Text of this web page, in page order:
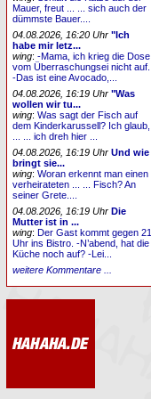
Mauer, freut ... ... sich auch der
dümmste Bauer....
04.08.2026, 16:20 Uhr "Ich
habe mir letz...
wing:-Mama, ich krieg die Dose
vom Überraschungsei nicht auf.
-Das ist eine Avocado,...
04.08.2026, 16:19 Uhr "Was
wollen wir tu...
wing:Was sagt der Fisch auf
dem Kinderkarussell? Ich glaub,
... ... ich dreh hier ...
04.08.2026, 16:19 Uhr Und wie
bringt sie...
wing:Woran erkennt man einen
verheirateten ... ... Fisch? An
seiner Grete....
04.08.2026, 16:19 Uhr Die
Mutter ist in ...
wing:Der Gast kommt gegen 21
Uhr ins Bistro. -N’abend, hat die
Küche noch auf? -Lei...
weitere Kommentare ...